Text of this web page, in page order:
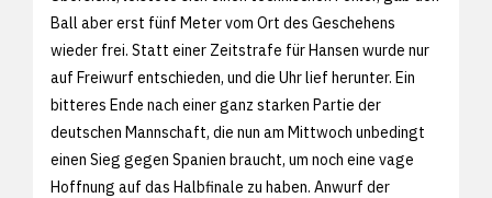
Ball aber erst fünf Meter vom Ort des Geschehens
wieder frei. Statt einer Zeitstrafe für Hansen wurde nur
auf Freiwurf entschieden, und die Uhr lief herunter. Ein
bitteres Ende nach einer ganz starken Partie der
deutschen Mannschaft, die nun am Mittwoch unbedingt
einen Sieg gegen Spanien braucht, um noch eine vage
Hoffnung auf das Halbfinale zu haben. Anwurf der